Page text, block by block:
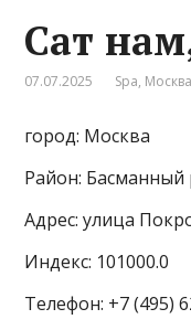
Сат
07.07.2025 Spa, Москва
город: Москва
Район: Басманный
Адрес: улица
Индекс: 101000.0
Телефон: +7 (495)